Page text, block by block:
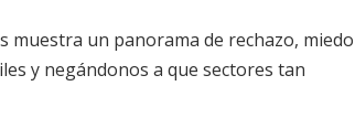
muestra un panorama de rechazo, miedo
y negándonos a que sectores tan